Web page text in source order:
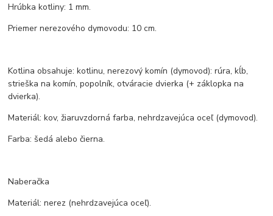
Hrúbka kotliny: 1 mm.
Priemer nerezového dymovodu: 10 cm.
Kotlina obsahuje: kotlinu, nerezový komín (dymovod): rúra, kĺb,
strieška na komín, popolník, otváracie dvierka (+ záklopka na
dvierka).
Materiál: kov, žiaruvzdorná farba, nehrdzavejúca oceľ (dymovod).
Farba: šedá alebo čierna.
Naberačka
Materiál: nerez (nehrdzavejúca oceľ).